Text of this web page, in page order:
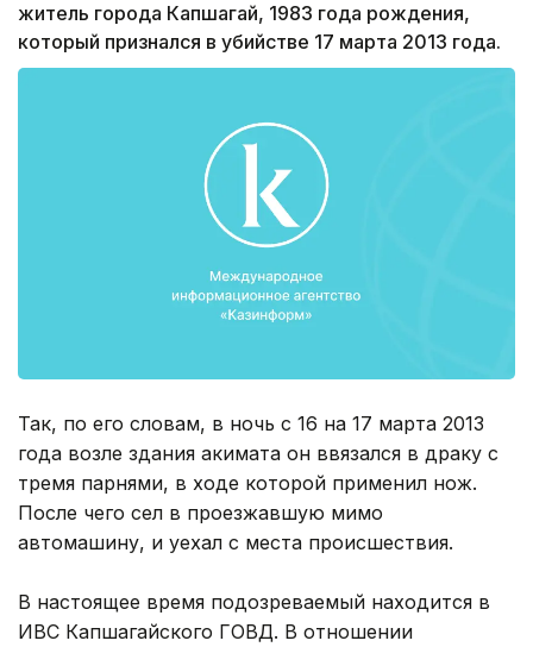
житель города Капшагай, 1983 года рождения,
который признался в убийстве 17 марта 2013 года.
Так, по его словам, в ночь с 16 на 17 марта 2013
года возле здания акимата он ввязался в драку с
тремя парнями, в ходе которой применил нож.
После чего сел в проезжавшую мимо
автомашину, и уехал с места происшествия.
В настоящее время подозреваемый находится в
ИВС Капшагайского ГОВД. В отношении